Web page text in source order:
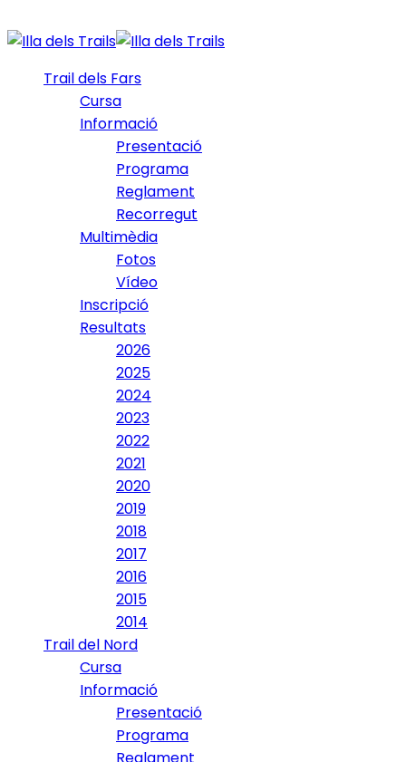
Trail dels Fars
Cursa
Informació
Presentació
Programa
Reglament
Recorregut
Multimèdia
Fotos
Vídeo
Inscripció
Resultats
2026
2025
2024
2023
2022
2021
2020
2019
2018
2017
2016
2015
2014
Trail del Nord
Cursa
Informació
Presentació
Programa